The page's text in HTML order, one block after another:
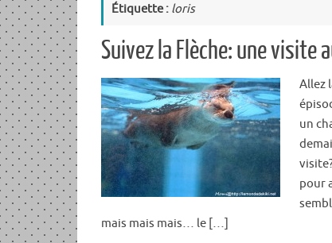
Étiquette : loris
Suivez la Flèche: une visite
Allez
un
pour
mais mais mais… le […]